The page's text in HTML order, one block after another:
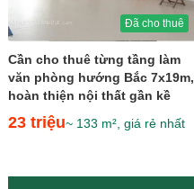
Đã cho thuê
Cần cho thuê từng tầng làm
văn phòng hướng Bắc 7x19m,
hoàn thiện nội thất gần kề
Kênh Sông Trăng...
23 triệu~ 133 m², giá rẻ nhất